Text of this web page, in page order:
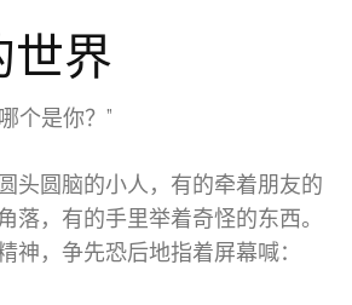
世界
个是你？”
头圆脑的小人，有的牵着朋友的
落，有的手里举着奇怪的东西。
神，争先恐后地指着屏幕喊：